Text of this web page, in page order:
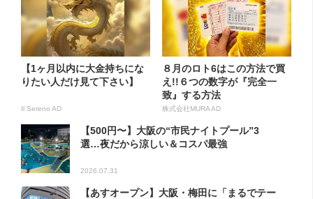
【1ヶ月以内に大金持ちにな
りたい人だけ見て下さい】
Il Sereno AD
８月のロト6はこの方法で買
え!!６つの数字が『完全一
致』する方法
株式会社MURA AD
【500円〜】大阪の“市民ナイトプール”3
選…夜だから涼しい＆コスパ最強
2026.07.31
【あすオープン】大阪・梅田に「まるでテー